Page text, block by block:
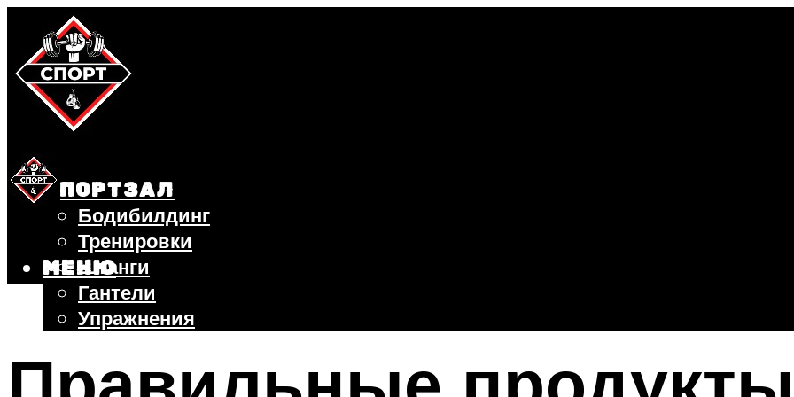
СПОРТЗАЛ
Бодибилдинг
Тренировки
Штанги
Гантели
Упражнения
БЕГ
МЕНЮ